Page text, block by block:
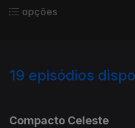
Guerreiro.
opções
19 episódios
Compacto Celeste